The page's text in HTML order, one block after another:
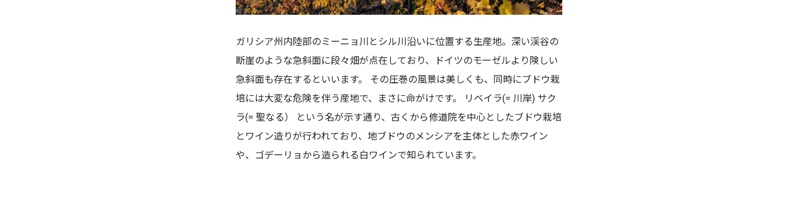
ガリシア州内陸部のミーニョ川とシル川沿いに位置する生産地。深い渓谷の
断崖のような急斜面に段々畑が点在しており、ドイツのモーゼルより険しい
急斜面も存在するといいます。 その圧巻の風景は美しくも、同時にブドウ栽
培には大変な危険を伴う産地で、まさに命がけです。 リベイラ(= 川岸) サク
ラ(= 聖なる） という名が示す通り、古くから修道院を中心としたブドウ栽培
とワイン造りが行われており、地ブドウのメンシアを主体とした赤ワイン
や、ゴデーリョから造られる白ワインで知られています。